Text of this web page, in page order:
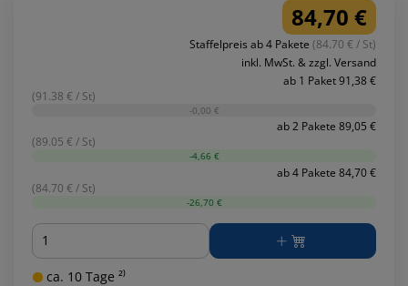
84,70 €
Staffelpreis ab 4 Pakete (84.70 € / St)
inkl. MwSt. & zzgl. Versand
ab 1 Paket 91,38 €
(91.38 € / St)
-0,00 €
ab 2 Pakete 89,05 €
(89.05 € / St)
-4,66 €
ab 4 Pakete 84,70 €
(84.70 € / St)
-26,70 €
Menge
ca. 10 Tage ²⁾